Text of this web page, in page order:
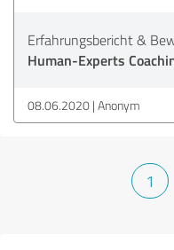
Erfahrungsbericht &
Human-Experts
08.06.2020 Anonym
1